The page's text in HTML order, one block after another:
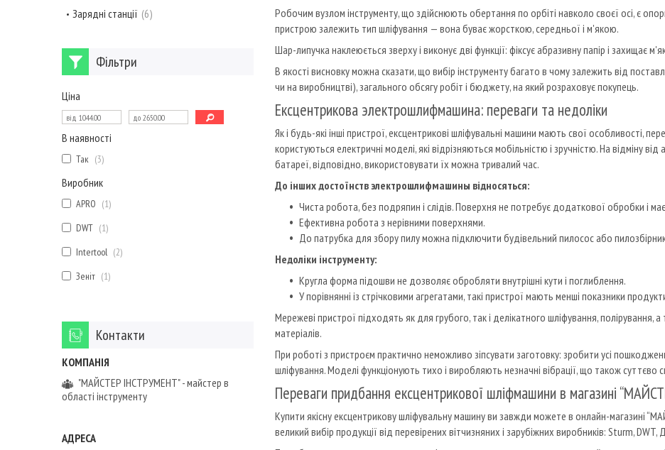
Робочим вузлом інструменту, що здійснюють обертання по орбіті навколо своєї осі, є
пристрою залежить тип шліфування — вона буває жорсткою, середньої і м'якою.
Шар-липучка наклеюється зверху і виконує дві функції: фіксує абразивну папір і захищає
В якості висновку можна сказати, що вибір інструменту багато в чому залежить від
чи на виробництві), загального обсягу робіт і бюджету, на який розраховує покупець.
Ексцентрикова электрошлифмашина: переваги та недоліки
Як і будь-які інші пристрої, ексцентрикові шліфувальні машини мають свої особливості,
користуються електричні моделі, які відрізняються мобільністю і зручністю. На відміну
батареї, відповідно, використовувати їх можна тривалий час.
До інших достоїнств электрошлифмашины відносяться:
Чиста робота, без подряпин і слідів. Поверхня не потребує додаткової обробки і
Ефективна робота з нерівними поверхнями.
До патрубка для збору пилу можна підключити будівельний пилосос або
Недоліки інструменту:
Кругла форма підошви не дозволяє обробляти внутрішні кути і поглиблення.
У порівнянні із стрічковими агрегатами, такі пристрої мають менші показники
Мережеві пристрої підходять як для грубого, так і делікатного шліфування, полірування,
матеріалів.
При роботі з пристроєм практично неможливо зіпсувати заготовку: зробити усі
шліфування. Моделі функціонують тихо і виробляють незначні вібрації, що також суттєво
Переваги придбання ексцентрикової шліфмашини в магазині
Купити якісну ексцентрикову шліфувальну машину ви завжди можете в онлайн-магазині
великий вибір продукції від перевірених вітчизняних і зарубіжних виробників: Sturm, DWT,
Зарядні станції 6
Фільтри
Ціна
В наявності
Так 3
Виробник
APRO
1
DWT
1
Intertool
2
Зеніт
1
Контакти
"МАЙСТЕР ІНСТРУМЕНТ" - майстер в
області інструменту